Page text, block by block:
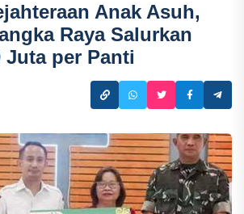
Anak Asuh,
Raya Salurkan
Juta per Panti